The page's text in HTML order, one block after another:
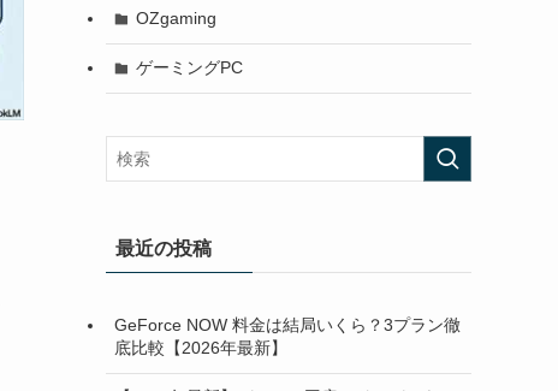
OZgaming
ゲーミングPC
最近の投稿
GeForce NOW 料金は結局いくら？3プラン徹
底比較【2026年最新】